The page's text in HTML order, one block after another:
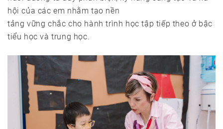
hội của các em nhằm tạo nền
tảng vững chắc cho hành trình học tập tiếp theo ở bậc
tiểu học và trung học.